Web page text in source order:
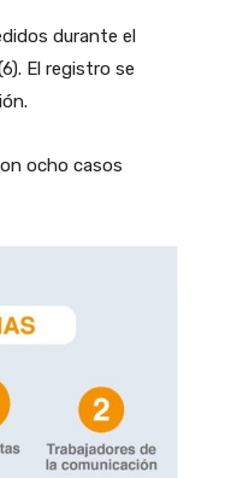
durante el
El registro se
ocho casos